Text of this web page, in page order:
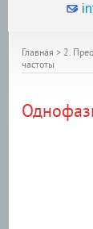
Главная > 2.
частоты